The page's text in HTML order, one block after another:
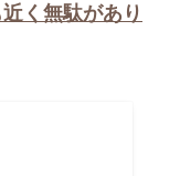
く無駄があり